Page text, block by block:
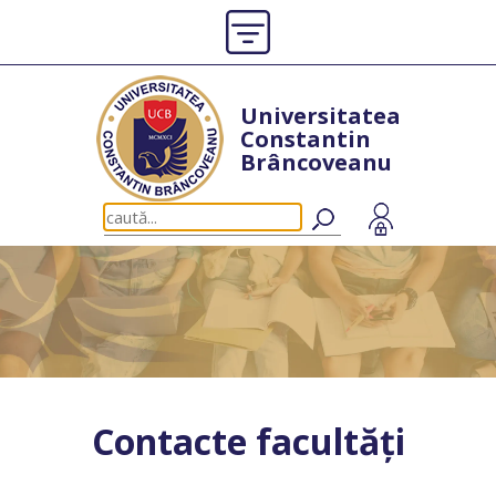
Universitatea
Constantin
Brâncoveanu
Contacte facultăți